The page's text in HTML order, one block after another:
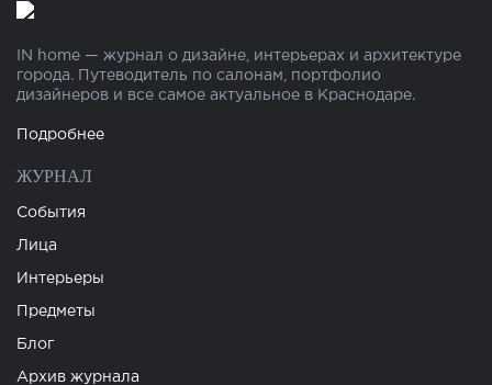
IN home — журнал о дизайне, интерьерах и архитектуре
города. Путеводитель по салонам, портфолио
дизайнеров и все самое актуальное в Краснодаре.
Подробнее
ЖУРНАЛ
События
Лица
Интерьеры
Предметы
Блог
Архив журнала